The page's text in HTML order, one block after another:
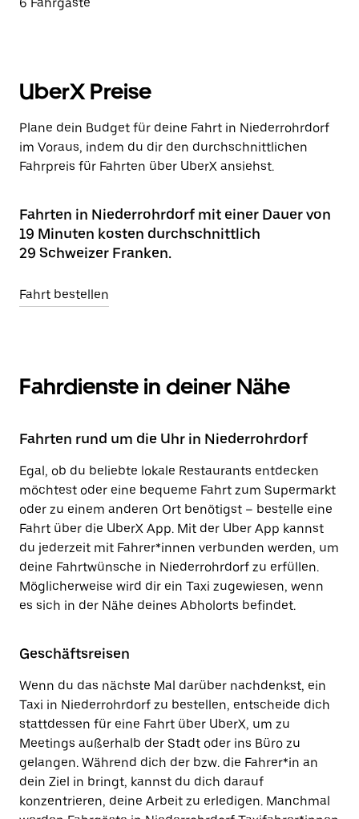
UberX Preise
Plane dein Budget für deine Fahrt in Niederrohrdorf
im Voraus, indem du dir den durchschnittlichen
Fahrpreis für Fahrten über UberX ansiehst.
Fahrten in Niederrohrdorf mit einer Dauer von
19 Minuten kosten durchschnittlich
29 Schweizer Franken.
Fahrt bestellen
Fahrdienste in deiner Nähe
Fahrten rund um die Uhr in Niederrohrdorf
Egal, ob du beliebte lokale Restaurants entdecken
möchtest oder eine bequeme Fahrt zum Supermarkt
oder zu einem anderen Ort benötigst – bestelle eine
Fahrt über die UberX App. Mit der Uber App kannst
du jederzeit mit Fahrer*innen verbunden werden, um
deine Fahrtwünsche in Niederrohrdorf zu erfüllen.
Möglicherweise wird dir ein Taxi zugewiesen, wenn
es sich in der Nähe deines Abholorts befindet.
Geschäftsreisen
Wenn du das nächste Mal darüber nachdenkst, ein
Taxi in Niederrohrdorf zu bestellen, entscheide dich
stattdessen für eine Fahrt über UberX, um zu
Meetings außerhalb der Stadt oder ins Büro zu
gelangen. Während dich der bzw. die Fahrer*in an
dein Ziel in bringt, kannst du dich darauf
konzentrieren, deine Arbeit zu erledigen. Manchmal